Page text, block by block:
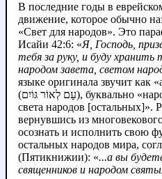
В последние годы в
движение, которое обычно
«Свет для народов». Это
Исайи 42:6: «Я, Господь,
тебя за руку, и буду хранить
народом завета, светом
языке оригинала звучит как
(עָם לְאוֹר גּוֹיִם), буквально «народ [избранный] в качестве
света народов [остальных]».
вернувшись из
осознать и исполнить свою
остальных народов мира,
(Пятикнижии): «...а вы
священников и народом